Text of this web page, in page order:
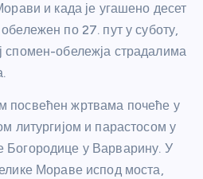
и када је угашено десет
по 27. пут у суботу,
спомен-обележја страдалима
посвећен жртвама почеће у
литургијом и парастосом у
Богородице у Варварину. У
Мораве испод моста,